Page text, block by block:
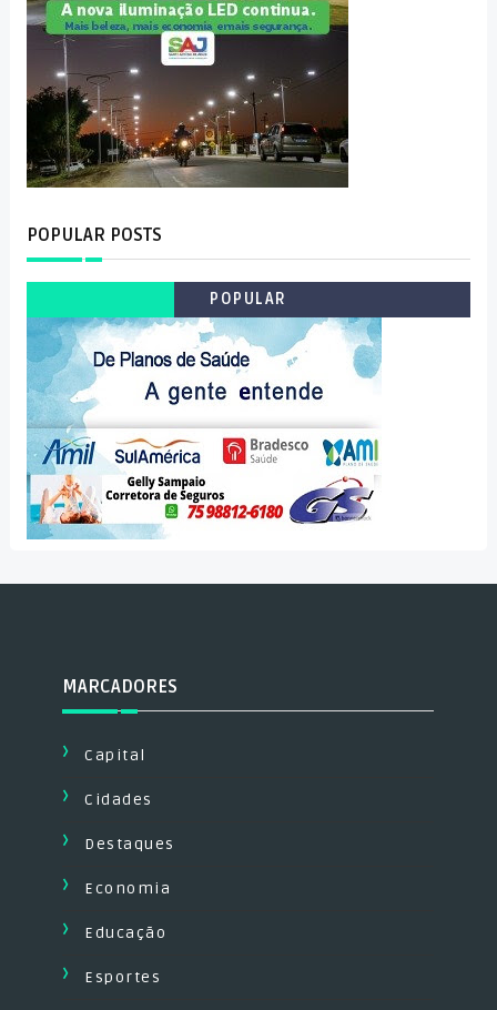
POPULAR POSTS
POPULAR
MARCADORES
Capital
Cidades
Destaques
Economia
Educação
Esportes